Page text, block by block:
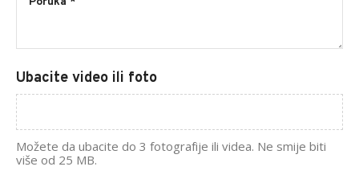
Ubacite video ili foto
Možete da ubacite do 3 fotografije ili videa. Ne smije biti
više od 25 MB.